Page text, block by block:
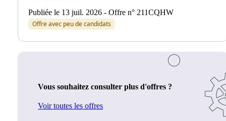
Publiée le 13 juil. 2026 - Offre n° 211CQHW
Offre avec peu de candidats
Vous souhaitez consulter plus d'offres ?
Voir toutes les offres